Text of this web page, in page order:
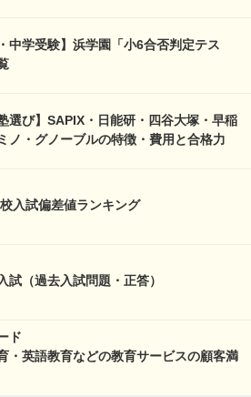
中学受験】浜学園「小6合否判定テス
選び】SAPIX・日能研・四谷大塚・早稲
ノ・グノーブルの特徴・費用と合格力
入試偏差値ランキング
試（過去入試問題・正答）
ド
・英語教育などの教育サービスの顧客満